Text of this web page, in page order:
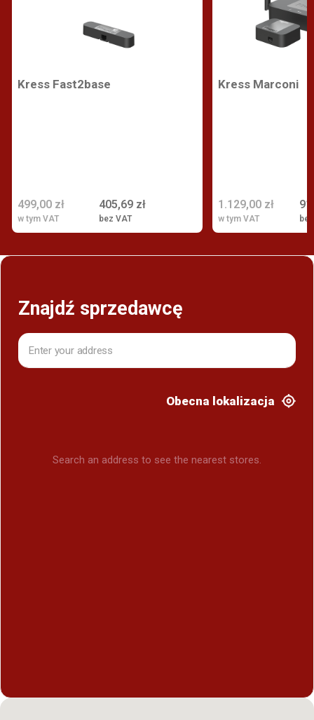
Kress Fast2base
405,69 zł
bez VAT
499,00 zł
w tym VAT
Kress Marconi
1.129,00 zł
w tym VAT
Znajdź sprzedawcę
Obecna lokalizacja
Search an address to see the nearest stores.